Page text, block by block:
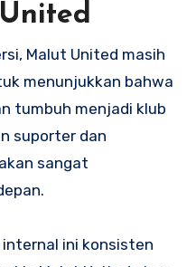
Malut United masih
menunjukkan bahwa
tumbuh menjadi klub
suporter dan
sangat
ini konsisten